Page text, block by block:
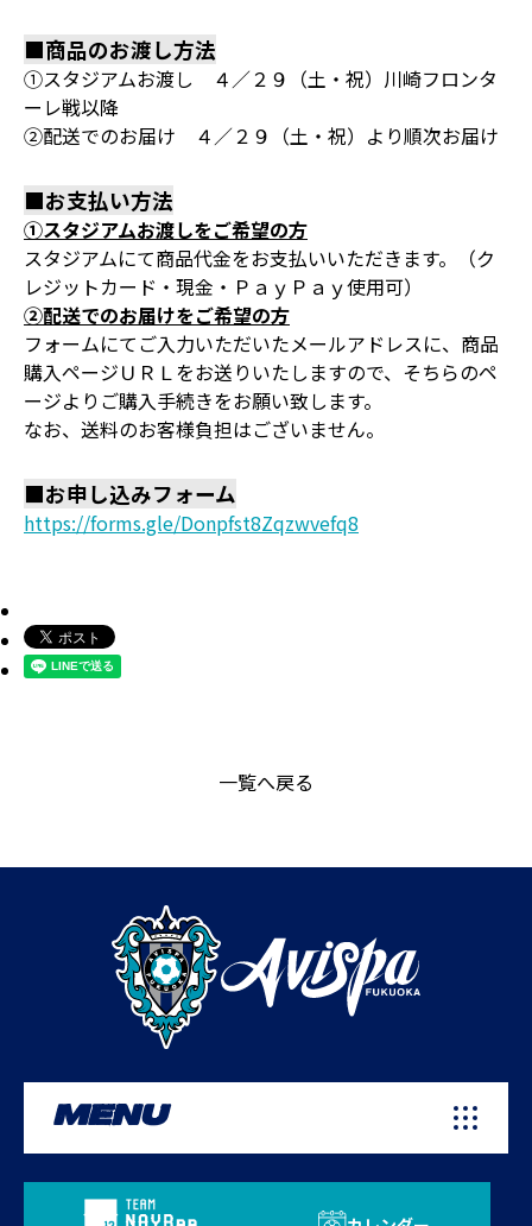
■商品のお渡し方法
①スタジアムお渡し ４／２９（土・祝）川崎フロンタ
ーレ戦以降
②配送でのお届け ４／２９（土・祝）より順次お届け
■お支払い方法
①スタジアムお渡しをご希望の方
スタジアムにて商品代金をお支払いいただきます。（ク
レジットカード・現金・ＰａｙＰａｙ使用可）
②配送でのお届けをご希望の方
フォームにてご入力いただいたメールアドレスに、商品
購入ページＵＲＬをお送りいたしますので、そちらのペ
ージよりご購入手続きをお願い致します。
なお、送料のお客様負担はございません。
■お申し込みフォーム
https://forms.gle/Donpfst8Zqzwvefq8
一覧へ戻る
MENU